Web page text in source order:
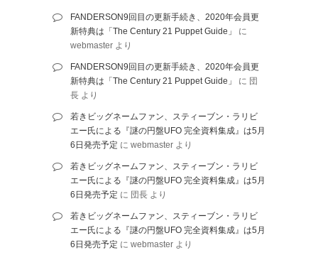
FANDERSON9回目の更新手続き、2020年会員更
新特典は「The Century 21 Puppet Guide」
に
webmaster より
FANDERSON9回目の更新手続き、2020年会員更
新特典は「The Century 21 Puppet Guide」
に 団
長 より
若きビッグネームファン、スティーブン・ラリビ
エー氏による『謎の円盤UFO 完全資料集成』は5月
6日発売予定 に webmaster より
若きビッグネームファン、スティーブン・ラリビ
エー氏による『謎の円盤UFO 完全資料集成』は5月
6日発売予定 に 団長 より
若きビッグネームファン、スティーブン・ラリビ
エー氏による『謎の円盤UFO 完全資料集成』は5月
6日発売予定 に webmaster より